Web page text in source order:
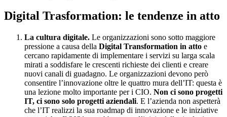
Digital Trasformation: le tendenze in atto
La cultura digitale. Le organizzazioni sono sotto maggiore
pressione a causa della Digital Transformation in atto e
cercano rapidamente di implementare i servizi su larga scala
mirati a soddisfare le crescenti richieste dei clienti e creare
nuovi canali di guadagno. Le organizzazioni devono però
consentire l’innovazione oltre le quattro mura dell’IT: questa è
una lezione molto importante per i CIO. Non ci sono progetti
IT, ci sono solo progetti aziendali. E l’azienda non aspetterà
che l’IT realizzi la sua roadmap di innovazione e le iniziative